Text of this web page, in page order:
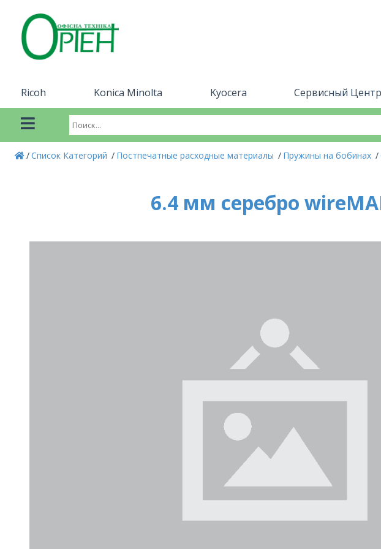
Ricoh Konica Minolta Kyocera Сервисный Центр
Список Категорий Постпечатные расходные материалы Пружины на бобинах
6.4 мм серебро